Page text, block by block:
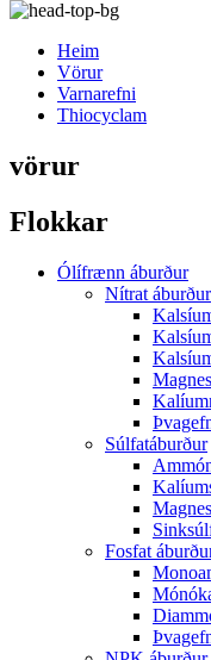
Heim
Vörur
Varnarefni
Thiocyclam
vörur
Flokkar
Ólífrænn áburður
Nítrat áburður
Súlfatáburður
Fosfat